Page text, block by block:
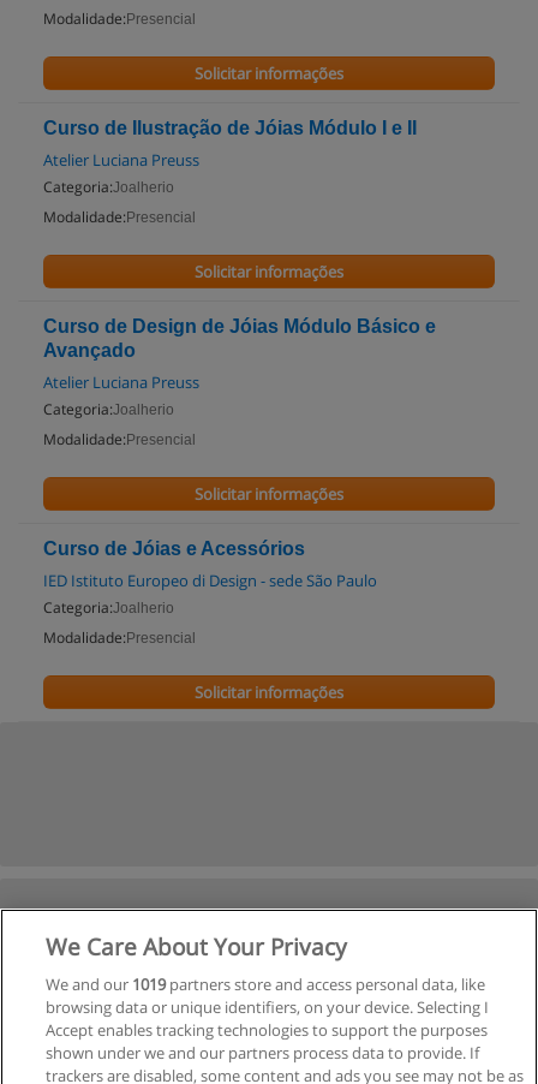
Modalidade: Presencial
Solicitar informações
Curso de Ilustração de Jóias Módulo I e II
Atelier Luciana Preuss
Categoria:Joalherio
Modalidade: Presencial
Solicitar informações
Curso de Design de Jóias Módulo Básico e
Avançado
Atelier Luciana Preuss
Categoria:Joalherio
Modalidade: Presencial
Solicitar informações
Curso de Jóias e Acessórios
IED Istituto Europeo di Design - sede São Paulo
Categoria:Joalherio
Modalidade: Presencial
Solicitar informações
We Care About Your Privacy
We and our 1019partners store and access personal data, like
browsing data or unique identifiers, on your device. Selecting I
Accept enables tracking technologies to support the purposes
shown under we and our partners process data to provide. If
trackers are disabled, some content and ads you see may not be as